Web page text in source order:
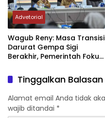
Advetorial
Wagub Reny: Masa Transisi
Darurat Gempa Sigi
Berakhir, Pemerintah Fokus
Tinggalkan Balasan
Alamat email Anda tidak
wajib ditandai *